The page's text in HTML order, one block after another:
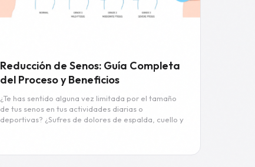
Reducción de Senos: Guía Completa
del Proceso y Beneficios
¿Te has sentido alguna vez limitada por el tamaño
de tus senos en tus actividades diarias o
deportivas? ¿Sufres de dolores de espalda, cuello y